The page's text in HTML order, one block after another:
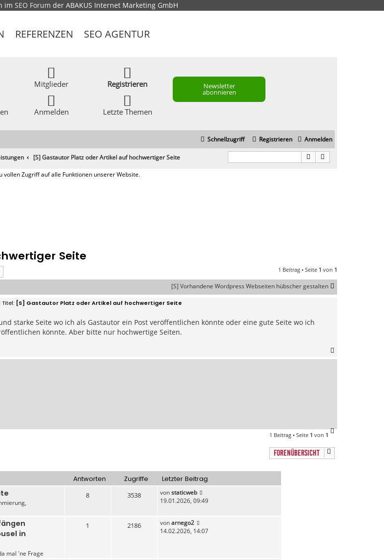
im SEO Forum der ABAKUS Internet Marketing GmbH
REFERENZEN SEO AGENTUR
Mitglieder
Anmelden
Registrieren
Letzte Themen
Newsletter
abonnieren
Schnellzugriff Anmelden
Registrieren
[S] Gastautor Platz oder Artikel auf hochwertiger Seite
Seite
1 Beitrag • Seite 1 von 1
[S] Vorhandene Wordpress Webseiten hübscher gestalten
[S] Gastautor Platz oder Artikel auf hochwertiger Seite
starke Seite wo ich als Gastautor ein Post veröffentlichen könnte oder eine gute Seite wo ich
könnte. Aber bitte nur hochwertige Seiten.
a
N
1 Beitrag • Seite 1 von 1
FORENÜBERSICHT
Antworten Zugriffe Letzter Beitrag
8 3538 vonstaticweb
19.01.2026, 09:49
in
mal 'ne Frage
1 2186 vonarnego2
14.02.2026, 14:07